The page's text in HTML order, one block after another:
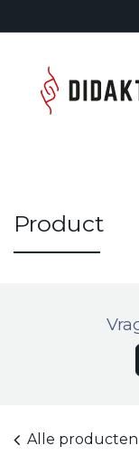
Product
Alle producten